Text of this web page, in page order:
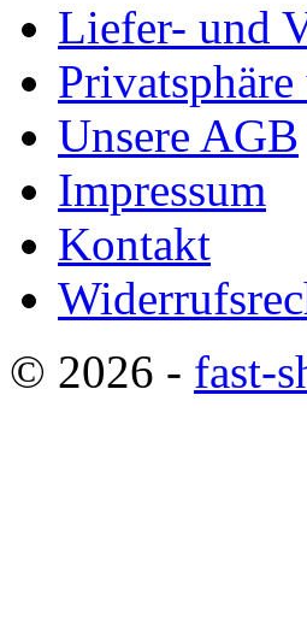
Liefer- und
Unsere AGB
Impressum
Kontakt
© 2026 - fast-